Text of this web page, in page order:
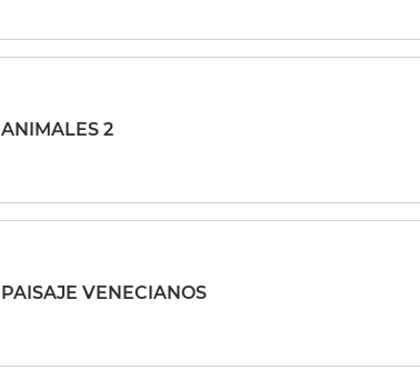
ANIMALES 2
PAISAJE VENECIANOS